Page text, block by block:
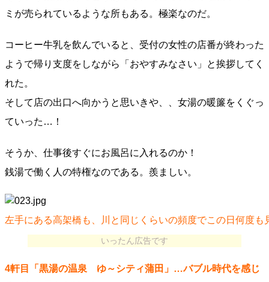
ミが売られているような所もある。極楽なのだ。
コーヒー牛乳を飲んでいると、受付の女性の店番が終わった
ようで帰り支度をしながら「おやすみなさい」と挨拶してく
れた。
そして店の出口へ向かうと思いきや、、女湯の暖簾をくぐっ
ていった…！
そうか、仕事後すぐにお風呂に入れるのか！
銭湯で働く人の特権なのである。羨ましい。
左手にある高架橋も、川と同じくらいの頻度でこの日何度も
いったん広告です
4軒目「黒湯の温泉 ゆ～シティ蒲田」…バブル時代を感じ